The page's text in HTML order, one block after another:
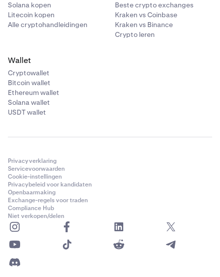
Solana kopen
Litecoin kopen
Alle cryptohandleidingen
Beste crypto exchanges
Kraken vs Coinbase
Kraken vs Binance
Crypto leren
Wallet
Cryptowallet
Bitcoin wallet
Ethereum wallet
Solana wallet
USDT wallet
Privacyverklaring
Servicevoorwaarden
Cookie-instellingen
Privacybeleid voor kandidaten
Openbaarmaking
Exchange-regels voor traden
Compliance Hub
Niet verkopen/delen